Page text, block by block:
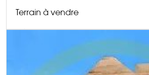
Terrain à vendre